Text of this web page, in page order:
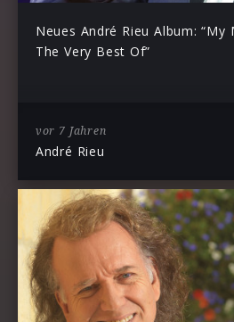
Neues André Rieu Album:
The Very Best Of”
vor 7 Jahren
André Rieu